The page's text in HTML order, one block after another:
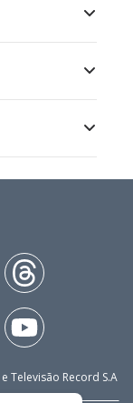
Televisão Record S.A